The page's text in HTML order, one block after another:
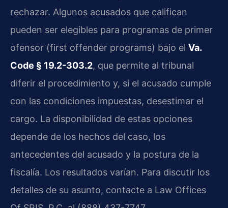
rechazar. Algunos acusados que califican
pueden ser elegibles para programas de primer
ofensor (first offender programs) bajo el Va.
Code § 19.2-303.2, que permite al tribunal
diferir el procedimiento y, si el acusado cumple
con las condiciones impuestas, desestimar el
cargo. La disponibilidad de estas opciones
depende de los hechos del caso, los
antecedentes del acusado y la postura de la
fiscalía. Los resultados varían. Para discutir los
detalles de su asunto, contacte a Law Offices